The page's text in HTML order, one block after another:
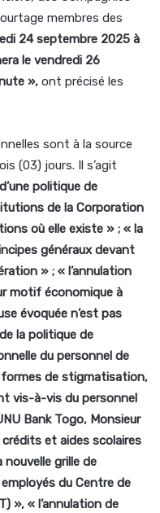
membres des
24 septembre 2025 à
le vendredi 26
», ont précisé les
sont à la source
(03) jours. Il s’agit
politique de
de la Corporation
où elle existe » ; « la
généraux devant
» ; « l’annulation
motif économique à
évoquée n’est pas
la politique de
du personnel de
de stigmatisation,
vis-à-vis du personnel
Bank Togo, Monsieur
crédits et aides scolaires
nouvelle grille de
du Centre de
», « l’annulation de